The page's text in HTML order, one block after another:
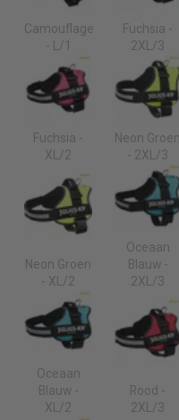
Camouflage
- L/1
Fuchsia -
2XL/3
Fuchsia -
XL/2
Neon Groen
- 2XL/3
Neon Groen
- XL/2
Oceaan
Blauw -
2XL/3
Oceaan
Blauw -
XL/2
Rood -
2XL/3